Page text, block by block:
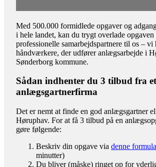
Med 500.000 formidlede opgaver og
i hele landet, kan du trygt overlade
professionelle samarbejdspartnere til os – vi
håndværkere, der udfører anlægsarbejde i
Sønderborg kommune.
Sådan indhenter du 3 tilbud fra et
anlægsgartnerfirma
Det er nemt at finde en god anlægsgartner
Høruphav. For at få 3 tilbud på en
gøre følgende:
Beskriv din opgave via denne
minutter)
Du bliver (måske) ringet op for